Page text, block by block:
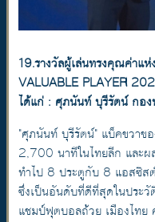
19.รางวัลผู้เล่นทรงคุณค่าแ
VALUABLE PLAYER
ได้แก่ : ศุภนันท์ บุรีรัตน์ กอง
"ศุภนันท์ บุรีรัตน์" แบ็คขวาข
2,700 นาทีในไทยลีก และ
ทำไป 8 ประตูกับ 8 แอสซิส
ซึ่งเป็นอันดับที่ดีที่สุดในประ
แชมป์ฟุตบอลถ้วย เมืองไท